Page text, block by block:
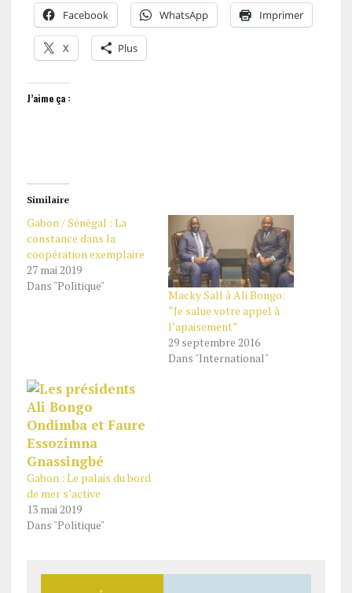
Facebook WhatsApp Imprimer
X Plus
J’aime ça :
Similaire
Gabon / Sénégal : La
constance dans la
coopération exemplaire
27 mai 2019
Dans "Politique"
Macky Sall à Ali Bongo:
“Je salue votre appel à
l’apaisement”
29 septembre 2016
Dans "International"
Gabon : Le palais du bord
de mer s’active
13 mai 2019
Dans "Politique"